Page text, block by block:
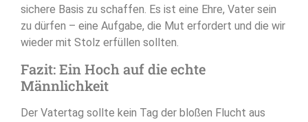
sichere Basis zu schaffen. Es ist eine Ehre, Vater sein
zu dürfen – eine Aufgabe, die Mut erfordert und die wir
wieder mit Stolz erfüllen sollten.
Fazit: Ein Hoch auf die echte
Männlichkeit
Der Vatertag sollte kein Tag der bloßen Flucht aus